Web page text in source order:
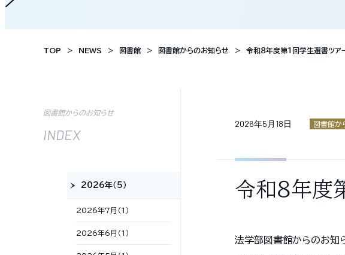
TOP NEWS 図書館 図書館からのお知らせ 令和８年度第１回学生選書ツア
2026年5月18日 図書館か
令和８年度
法学部図書館からのお知
図書館からのお知らせ
INDEX
2026年（5）
2026年7月（1）
2026年6月（1）